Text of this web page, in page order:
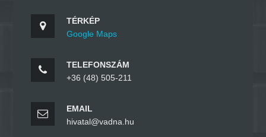
TÉRKÉP
Google Maps
TELEFONSZÁM
+36 (48) 505-211
EMAIL
hivatal@vadna.hu